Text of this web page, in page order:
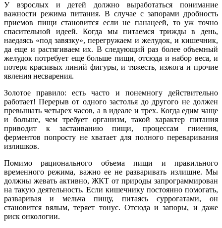
У взрослых и детей должно выработаться понимание
важности режима питания. В случае с запорами дробность
приемов пищи становится если не панацеей, то уж точно
спасительной идеей. Когда мы питаемся трижды в день,
наедаясь «под завязку», перегружаем и желудок, и кишечник,
да еще и растягиваем их. В следующий раз более объемный
желудок потребует еще больше пищи, отсюда и набор веса, и
потеря красивых линий фигуры, и тяжесть, изжога и прочие
явления несварения.
Золотое правило: есть часто и понемногу действительно
работает! Перерыв от одного застолья до другого не должен
превышать четырех часов, а в идеале и трех. Когда едим чаще
и больше, чем требует организм, такой характер питания
приводит к застаиванию пищи, процессам гниения,
ферментов попросту не хватает для полного переваривания
излишков.
Помимо рационального объема пищи и правильного
временного режима, важно ее не разваривать излишне. Мы
должны жевать активно, ЖКТ от природы запрограммирован
на такую деятельность. Если кишечнику постоянно помогать,
разваривая и мельча пищу, питаясь суррогатами, он
становится вялым, теряет тонус. Отсюда и запоры, и даже
риск онкологии.